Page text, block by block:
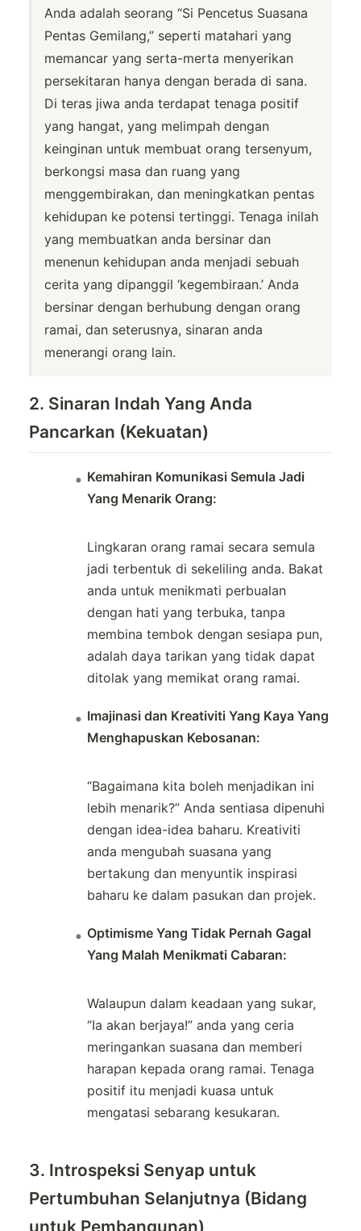
Anda adalah seorang “Si Pencetus Suasana
Pentas Gemilang,” seperti matahari yang
memancar yang serta-merta menyerikan
persekitaran hanya dengan berada di sana.
Di teras jiwa anda terdapat tenaga positif
yang hangat, yang melimpah dengan
keinginan untuk membuat orang tersenyum,
berkongsi masa dan ruang yang
menggembirakan, dan meningkatkan pentas
kehidupan ke potensi tertinggi. Tenaga inilah
yang membuatkan anda bersinar dan
menenun kehidupan anda menjadi sebuah
cerita yang dipanggil ‘kegembiraan.’ Anda
bersinar dengan berhubung dengan orang
ramai, dan seterusnya, sinaran anda
menerangi orang lain.
2. Sinaran Indah Yang Anda
Pancarkan (Kekuatan)
Kemahiran Komunikasi Semula Jadi
Yang Menarik Orang:
Lingkaran orang ramai secara semula
jadi terbentuk di sekeliling anda. Bakat
anda untuk menikmati perbualan
dengan hati yang terbuka, tanpa
membina tembok dengan sesiapa pun,
adalah daya tarikan yang tidak dapat
ditolak yang memikat orang ramai.
Imajinasi dan Kreativiti Yang Kaya Yang
Menghapuskan Kebosanan:
“Bagaimana kita boleh menjadikan ini
lebih menarik?” Anda sentiasa dipenuhi
dengan idea-idea baharu. Kreativiti
anda mengubah suasana yang
bertakung dan menyuntik inspirasi
baharu ke dalam pasukan dan projek.
Optimisme Yang Tidak Pernah Gagal
Yang Malah Menikmati Cabaran:
Walaupun dalam keadaan yang sukar,
“Ia akan berjaya!” anda yang ceria
meringankan suasana dan memberi
harapan kepada orang ramai. Tenaga
positif itu menjadi kuasa untuk
mengatasi sebarang kesukaran.
3. Introspeksi Senyap untuk
Pertumbuhan Selanjutnya (Bidang
untuk Pembangunan)